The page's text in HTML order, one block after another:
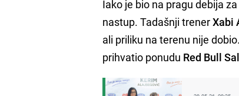
Iako je bio na pragu debija
nastup. Tadašnji trenerXabi
ali priliku na terenu nije
prihvatio ponudu Red Bull